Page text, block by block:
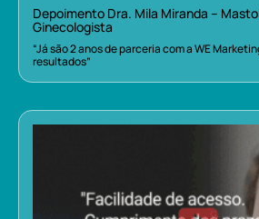
Depoimento Dra. Mila Miranda –
Ginecologista
“Já são 2 anos de parceria com a WE
resultados”